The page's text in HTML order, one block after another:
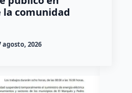
comunidad
agosto, 2026